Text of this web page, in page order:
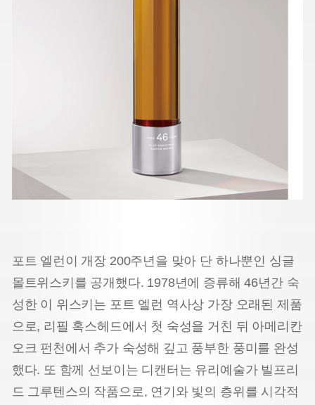
포트 엘런이 개장 200주년을 맞아 단 하나뿐인 싱글
몰트위스키를 공개했다. 1978년에 증류해 46년간 숙
성한 이 위스키는 포트 엘런 역사상 가장 오래된 제품
으로, 리필 혹스헤드에서 첫 숙성을 거친 뒤 아메리칸
오크 펀천에서 추가 숙성해 깊고 풍부한 풍미를 완성
했다. 또 함께 선보이는 디캔터는 유리예술가 빌프리
드 그루텐스의 작품으로, 연기와 빛의 층위를 시각적